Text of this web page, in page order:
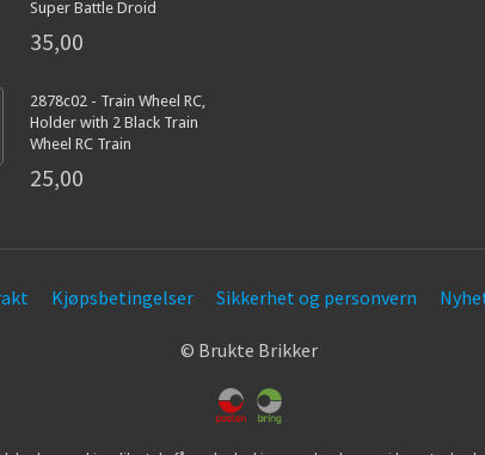
Super Battle Droid
35,00
2878c02 - Train Wheel RC,
Holder with 2 Black Train
Wheel RC Train
25,00
Kjøpsbetingelser Sikkerhet og personvern
© Brukte Brikker